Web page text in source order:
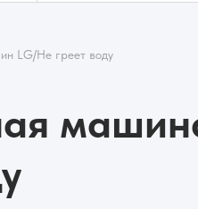
LG/Не греет воду